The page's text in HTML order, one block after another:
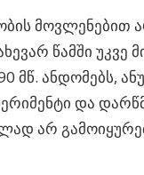
მოვლენებით
წამში უკვე
მწ. ანდომებს,
და
არ